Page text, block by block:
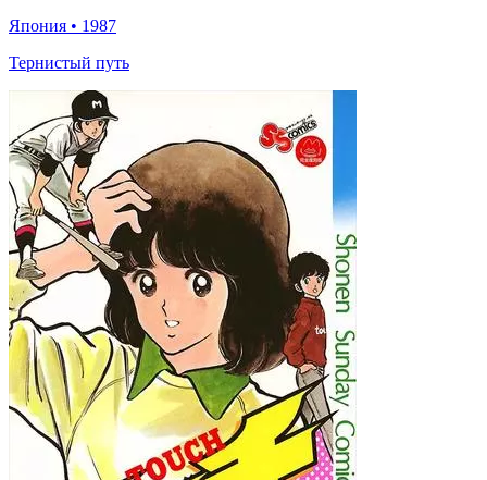
Япония • 1987
Тернистый путь